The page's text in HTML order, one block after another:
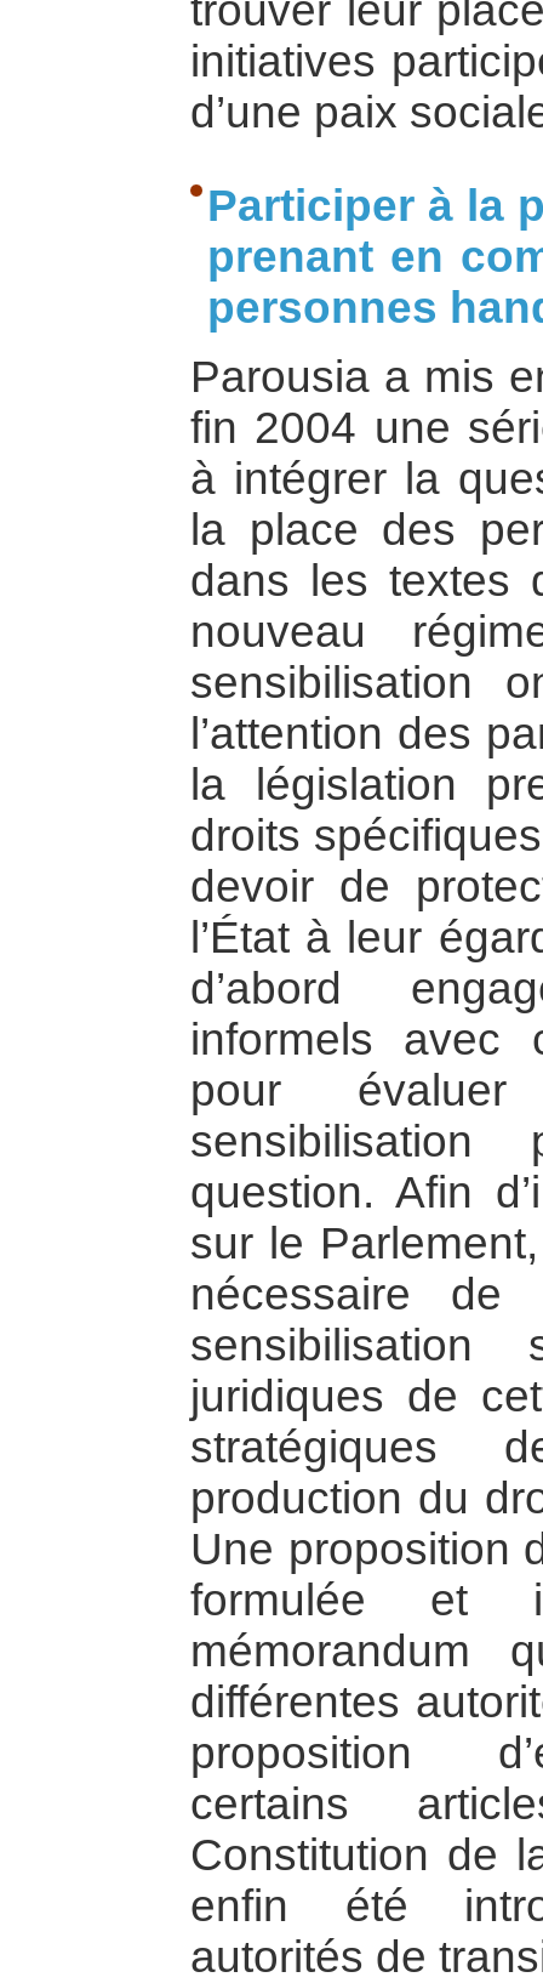
trouver leur
initiatives
d’une paix
Participer à la
prenant en
personnes
Parousia a mis
fin 2004 une
à intégrer la
la place des
dans les textes
nouveau
sensibilisation
l’attention des
la législation
droits
devoir de
l’État à leur
d’abord
informels avec
pour
question. Afin
sur le
nécessaire
juridiques de
production du
Une proposition
formulée et
mémorandum
différentes
proposition
certains
Constitution de
enfin été
autorités de